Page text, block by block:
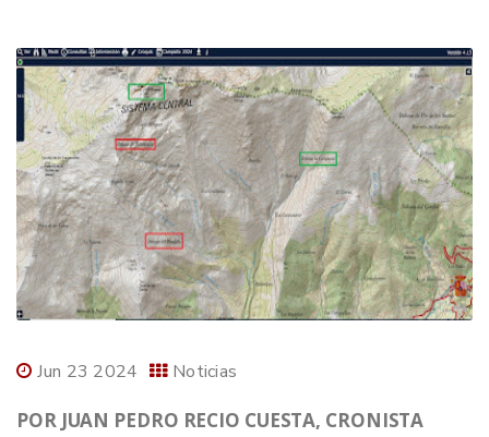
Jun 23 2024 Noticias
POR JUAN PEDRO RECIO CUESTA, CRONISTA